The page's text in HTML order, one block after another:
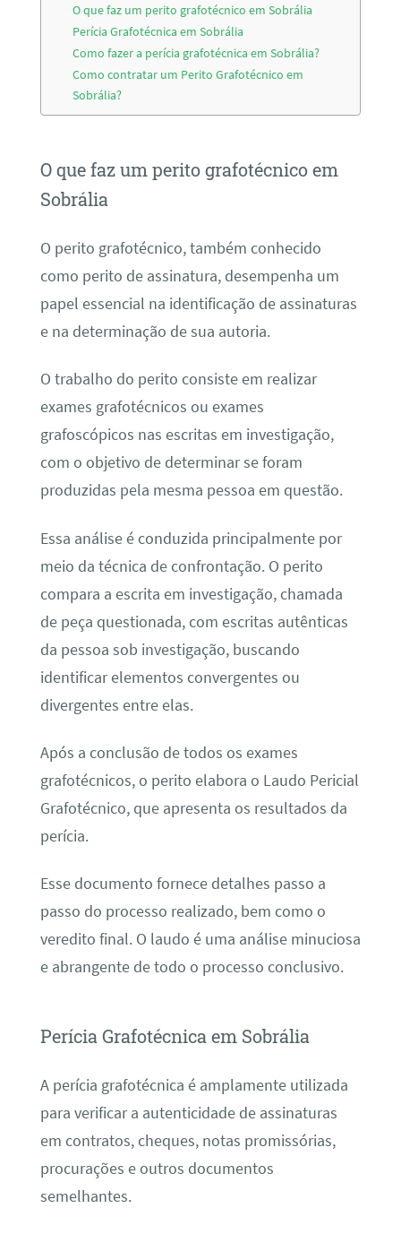
O que faz um perito grafotécnico em Sobrália
Perícia Grafotécnica em Sobrália
Como fazer a perícia grafotécnica em Sobrália?
Como contratar um Perito Grafotécnico em
Sobrália?
O que faz um perito grafotécnico em
Sobrália
O perito grafotécnico, também conhecido
como perito de assinatura, desempenha um
papel essencial na identificação de assinaturas
e na determinação de sua autoria.
O trabalho do perito consiste em realizar
exames grafotécnicos ou exames
grafoscópicos nas escritas em investigação,
com o objetivo de determinar se foram
produzidas pela mesma pessoa em questão.
Essa análise é conduzida principalmente por
meio da técnica de confrontação. O perito
compara a escrita em investigação, chamada
de peça questionada, com escritas autênticas
da pessoa sob investigação, buscando
identificar elementos convergentes ou
divergentes entre elas.
Após a conclusão de todos os exames
grafotécnicos, o perito elabora o Laudo Pericial
Grafotécnico, que apresenta os resultados da
perícia.
Esse documento fornece detalhes passo a
passo do processo realizado, bem como o
veredito final. O laudo é uma análise minuciosa
e abrangente de todo o processo conclusivo.
Perícia Grafotécnica em Sobrália
A perícia grafotécnica é amplamente utilizada
para verificar a autenticidade de assinaturas
em contratos, cheques, notas promissórias,
procurações e outros documentos
semelhantes.